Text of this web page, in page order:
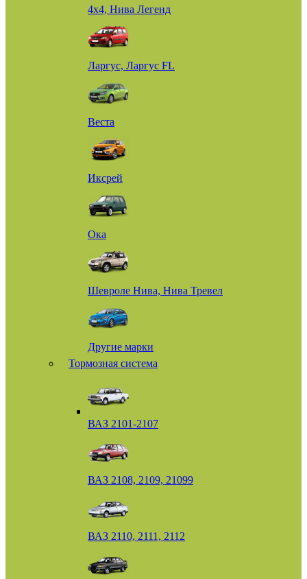
4х4, Нива Легенд
Ларгус, Ларгус FL
Веста
Иксрей
Ока
Шевроле Нива, Нива Тревел
Другие марки
Тормозная система
ВАЗ 2101-2107
ВАЗ 2108, 2109, 21099
ВАЗ 2110, 2111, 2112